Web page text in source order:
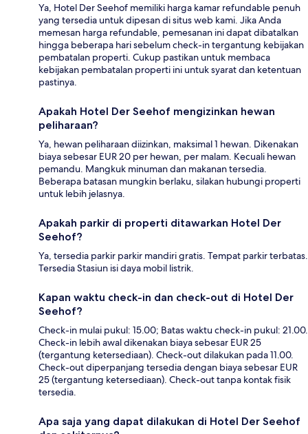
Ya, Hotel Der Seehof memiliki harga kamar refundable penuh
yang tersedia untuk dipesan di situs web kami. Jika Anda
memesan harga refundable, pemesanan ini dapat dibatalkan
hingga beberapa hari sebelum check-in tergantung kebijakan
pembatalan properti. Cukup pastikan untuk membaca
kebijakan pembatalan properti ini untuk syarat dan ketentuan
pastinya.
Apakah Hotel Der Seehof mengizinkan hewan
peliharaan?
Ya, hewan peliharaan diizinkan, maksimal 1 hewan. Dikenakan
biaya sebesar EUR 20 per hewan, per malam. Kecuali hewan
pemandu. Mangkuk minuman dan makanan tersedia.
Beberapa batasan mungkin berlaku, silakan hubungi properti
untuk lebih jelasnya.
Apakah parkir di properti ditawarkan Hotel Der
Seehof?
Ya, tersedia parkir parkir mandiri gratis. Tempat parkir terbatas.
Tersedia Stasiun isi daya mobil listrik.
Kapan waktu check-in dan check-out di Hotel Der
Seehof?
Check-in mulai pukul: 15.00; Batas waktu check-in pukul: 21.00.
Check-in lebih awal dikenakan biaya sebesar EUR 25
(tergantung ketersediaan). Check-out dilakukan pada 11.00.
Check-out diperpanjang tersedia dengan biaya sebesar EUR
25 (tergantung ketersediaan). Check-out tanpa kontak fisik
tersedia.
Apa saja yang dapat dilakukan di Hotel Der Seehof